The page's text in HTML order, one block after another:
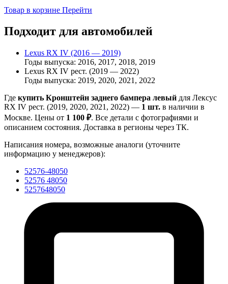
Товар в корзине Перейти
Подходит для автомобилей
Lexus RX IV (2016 — 2019)
Годы выпуска: 2016, 2017, 2018, 2019
Lexus RX IV рест. (2019 — 2022)
Годы выпуска: 2019, 2020, 2021, 2022
Где купить Кронштейн заднего бампера левый для Лексус
RX IV рест. (2019, 2020, 2021, 2022) — 1 шт. в наличии в
Москве. Цены от 1 100 ₽. Все детали с фотографиями и
описанием состояния. Доставка в регионы через ТК.
Написания номера, возможные аналоги (уточните
информацию у менеджеров):
52576-48050
52576 48050
5257648050